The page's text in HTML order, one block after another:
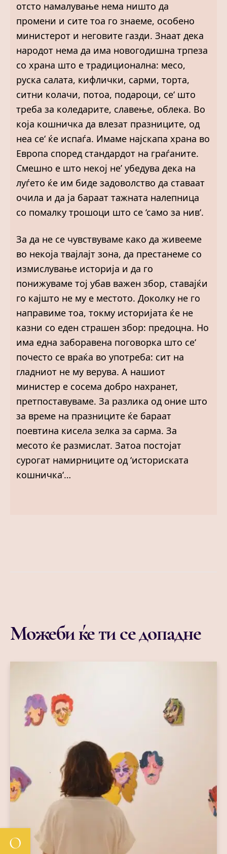
отсто намалување нема ништо да
промени и сите тоа го знаеме, особено
министерот и неговите газди. Знаат дека
народот нема да има новогодишна трпеза
со храна што е традиционална: месо,
руска салата, кифлички, сарми, торта,
ситни колачи, потоа, подароци, се‘ што
треба за коледарите, славење, облека. Во
која кошничка да влезат празниците, од
неа се‘ ќе испаѓа. Имаме најскапа храна во
Европа според стандардот на граѓаните.
Смешно е што некој не’ убедува дека на
луѓето ќе им биде задоволство да ставаат
очила и да ја бараат тажната налепница
со помалку трошоци што се ‘само за нив‘.
За да не се чувствуваме како да живееме
во некоја твајлајт зона, да престанеме со
измислување историја и да го
понижуваме тој убав важен збор, ставајќи
го кајшто не му е местото. Доколку не го
направиме тоа, токму историјата ќе не
казни со еден страшен збор: предоцна. Но
има една заборавена поговорка што се‘
почесто се враќа во употреба: сит на
глaдниот не му верува. А нашиот
министер е сосема добро нахранет,
претпоставуваме. За разлика од оние што
за време на празниците ќе бараат
поевтина кисела зелка за сарма. За
месото ќе размислат. Затоа постојат
сурогат намирниците од ‘историската
кошничка‘…
Можеби ќе ти се допадне
О